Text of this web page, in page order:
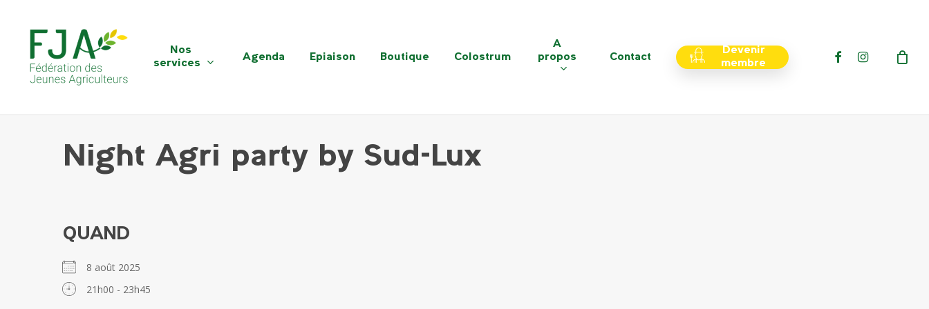
content
Nos
services
Agenda Epiaison Boutique Colostrum
A
propos Contact
Devenir
membre
facebookinstagram
Night Agri party by Sud-Lux
QUAND
8 août 2025
21h00 - 23h45